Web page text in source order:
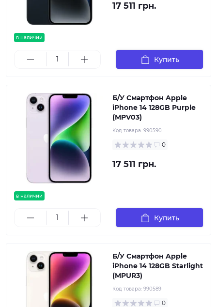
в наличии
17 511 грн.
Купить
в наличии
Б/У Смартфон Apple
iPhone 14 128GB Purple
(MPV03)
Код товара: 990590
0
17 511 грн.
Купить
Б/У Смартфон Apple
iPhone 14 128GB Starlight
(MPUR3)
Код товара: 990589
0